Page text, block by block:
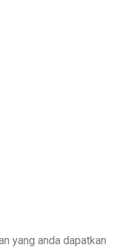
yang anda dapatkan